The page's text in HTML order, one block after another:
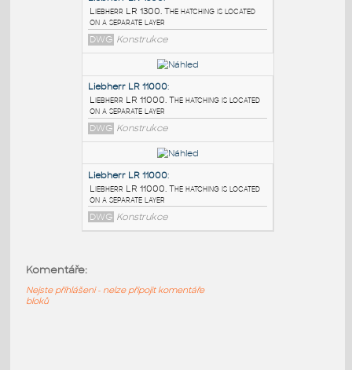
Liebherr LTM 1100-5.1
Liebherr LTM 1100-5.1. The hatching is
located on a separate layer
DWG Průmysl
Liebherr LR-1300:
Liebherr LR 1300. The hatching is located
on a separate layer
DWG Konstrukce
DWG Konstrukce
Komentáře:
Nejste přihlášeni - nelze připojit komentáře
bloků